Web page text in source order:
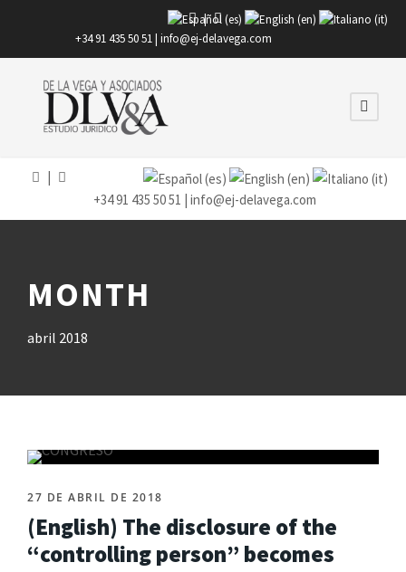
|
+34 91 435 50 51 | info@ej-delavega.com
+34 91 435 50 51 | info@ej-delavega.com
MONTH
abril 2018
27 DE ABRIL DE 2018
(English) The disclosure of the
“controlling person” becomes